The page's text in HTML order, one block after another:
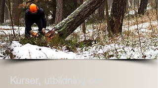
Kurser, utbildning och